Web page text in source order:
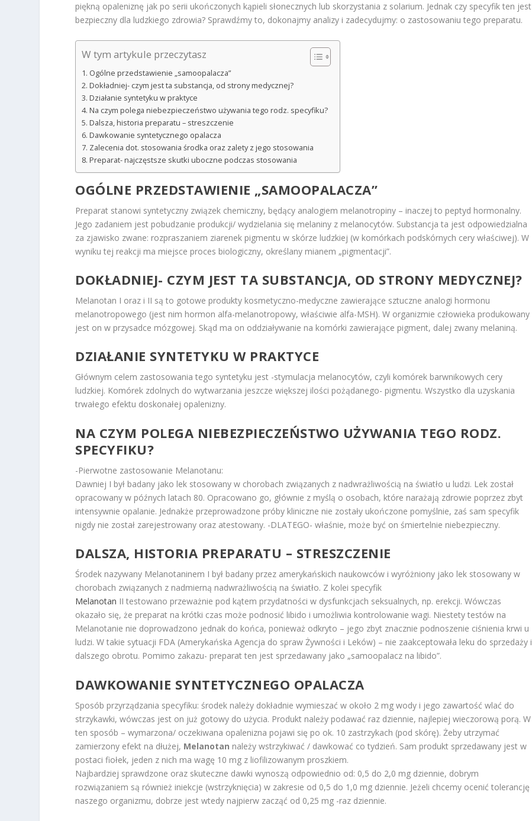
piękną opaleniznę jak po serii ukończonych kąpieli słonecznych lub skorzystania z solarium. Jednak czy specyfik ten jest
bezpieczny dla ludzkiego zdrowia? Sprawdźmy to, dokonajmy analizy i zadecydujmy: o zastosowaniu tego preparatu.
W tym artykule przeczytasz
Ogólne przedstawienie „samoopalacza”
Dokładniej- czym jest ta substancja, od strony medycznej?
Działanie syntetyku w praktyce
Na czym polega niebezpieczeństwo używania tego rodz. specyfiku?
Dalsza, historia preparatu – streszczenie
Dawkowanie syntetycznego opalacza
Zalecenia dot. stosowania środka oraz zalety z jego stosowania
Preparat- najczęstsze skutki uboczne podczas stosowania
OGÓLNE PRZEDSTAWIENIE „SAMOOPALACZA”
Preparat stanowi syntetyczny związek chemiczny, będący analogiem melanotropiny – inaczej to peptyd hormonalny.
Jego zadaniem jest pobudzanie produkcji/ wydzielania się melaniny z melanocytów. Substancja ta jest odpowiedzialna
za zjawisko zwane: rozpraszaniem ziarenek pigmentu w skórze ludzkiej (w komórkach podskórnych cery właściwej). W
wyniku tej reakcji ma miejsce proces biologiczny, określany mianem „pigmentacji”.
DOKŁADNIEJ- CZYM JEST TA SUBSTANCJA, OD STRONY MEDYCZNEJ?
Melanotan I oraz i II są to gotowe produkty kosmetyczno-medyczne zawierające sztuczne analogi hormonu
melanotropowego (jest nim hormon alfa-melanotropowy, właściwie alfa-MSH). W organizmie człowieka produkowany
jest on w przysadce mózgowej. Skąd ma on oddziaływanie na komórki zawierające pigment, dalej zwany melaniną.
DZIAŁANIE SYNTETYKU W PRAKTYCE
Głównym celem zastosowania tego syntetyku jest -stymulacja melanocytów, czyli komórek barwnikowych cery
ludzkiej. Komórek zdolnych do wytwarzania jeszcze większej ilości pożądanego- pigmentu. Wszystko dla uzyskania
trwałego efektu doskonałej opalenizny.
NA CZYM POLEGA NIEBEZPIECZEŃSTWO UŻYWANIA TEGO RODZ.
SPECYFIKU?
-Pierwotne zastosowanie Melanotanu:
Dawniej I był badany jako lek stosowany w chorobach związanych z nadwrażliwością na światło u ludzi. Lek został
opracowany w późnych latach 80. Opracowano go, głównie z myślą o osobach, które narażają zdrowie poprzez zbyt
intensywnie opalanie. Jednakże przeprowadzone próby kliniczne nie zostały ukończone pomyślnie, zaś sam specyfik
nigdy nie został zarejestrowany oraz atestowany. -DLATEGO- właśnie, może być on śmiertelnie niebezpieczny.
DALSZA, HISTORIA PREPARATU – STRESZCZENIE
Środek nazywany Melanotaninem I był badany przez amerykańskich naukowców i wyróżniony jako lek stosowany w
chorobach związanych z nadmierną nadwrażliwością na światło. Z kolei specyfik
Melanotan II testowano przeważnie pod kątem przydatności w dysfunkcjach seksualnych, np. erekcji. Wówczas
okazało się, że preparat na krótki czas może podnosić libido i umożliwia kontrolowanie wagi. Niestety testów na
Melanotanie nie doprowadzono jednak do końca, ponieważ odkryto – jego zbyt znacznie podnoszenie ciśnienia krwi u
ludzi. W takie sytuacji FDA (Amerykańska Agencja do spraw Żywności i Leków) – nie zaakceptowała leku do sprzedaży i
dalszego obrotu. Pomimo zakazu- preparat ten jest sprzedawany jako „samoopalacz na libido”.
DAWKOWANIE SYNTETYCZNEGO OPALACZA
Sposób przyrządzania specyfiku: środek należy dokładnie wymieszać w około 2 mg wody i jego zawartość wlać do
strzykawki, wówczas jest on już gotowy do użycia. Produkt należy podawać raz dziennie, najlepiej wieczorową porą. W
ten sposób – wymarzona/ oczekiwana opalenizna pojawi się po ok. 10 zastrzykach (pod skórę). Żeby utrzymać
zamierzony efekt na dłużej, Melanotan należy wstrzykiwać / dawkować co tydzień. Sam produkt sprzedawany jest w
postaci fiołek, jeden z nich ma wagę 10 mg z liofilizowanym proszkiem.
Najbardziej sprawdzone oraz skuteczne dawki wynoszą odpowiednio od: 0,5 do 2,0 mg dziennie, dobrym
rozwiązaniem są również iniekcje (wstrzyknięcia) w zakresie od 0,5 do 1,0 mg dziennie. Jeżeli chcemy ocenić tolerancję
naszego organizmu, dobrze jest wtedy najpierw zacząć od 0,25 mg -raz dziennie.